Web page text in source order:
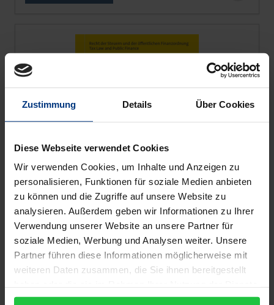
Zustimmung Details Über Cookies
Diese Webseite verwendet Cookies
Wir verwenden Cookies, um Inhalte und Anzeigen zu
personalisieren, Funktionen für soziale Medien anbieten
zu können und die Zugriffe auf unsere Website zu
analysieren. Außerdem geben wir Informationen zu Ihrer
Verwendung unserer Website an unsere Partner für
soziale Medien, Werbung und Analysen weiter. Unsere
Partner führen diese Informationen möglicherweise mit
weiteren Daten zusammen, die Sie ihnen bereitgestellt
gesammelt haben.
Steuerobjekt und Objektsteuerprinzip
im Gewerbesteuerrecht
Der Preis dieses Titels richtet sich nach der
Nomos, 1. Auflage 2026
79,00 €